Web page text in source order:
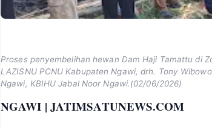
Proses penyembelihan hewan Dam Haji Tamattu di
LAZISNU PCNU Kabupaten Ngawi, drh. Tony
Ngawi, KBIHU Jabal Noor Ngawi.(02/06/2026)
NGAWI | JATIMSATUNEWS.COM